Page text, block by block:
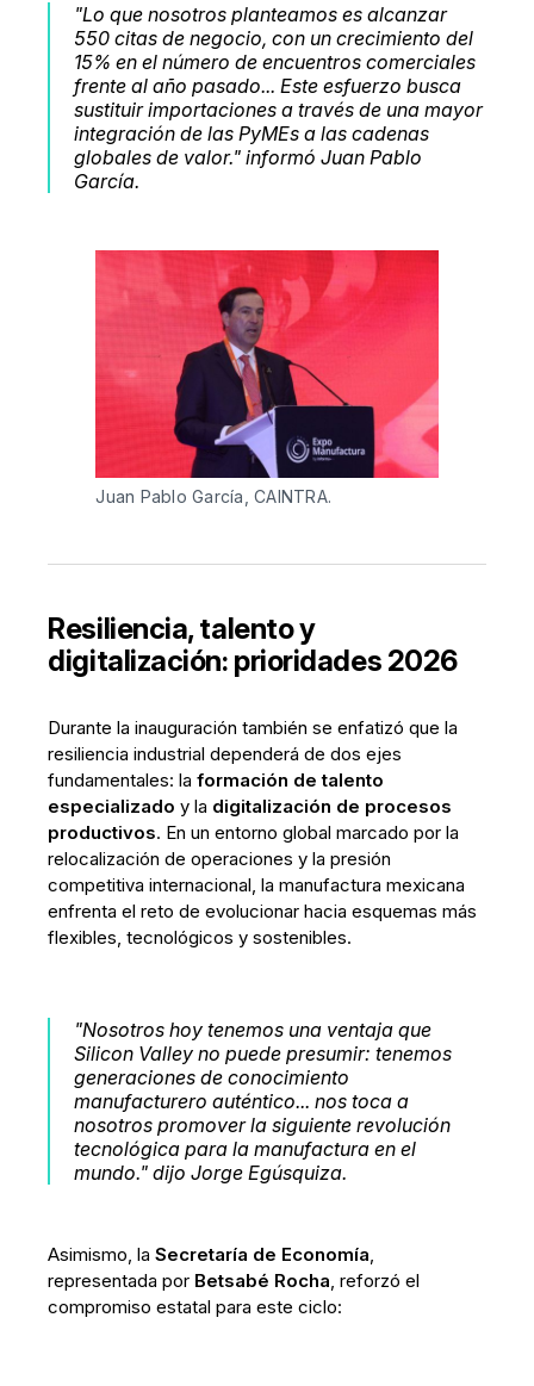
"Lo que nosotros planteamos es alcanzar
550 citas de negocio, con un crecimiento del
15% en el número de encuentros comerciales
frente al año pasado... Este esfuerzo busca
sustituir importaciones a través de una mayor
integración de las PyMEs a las cadenas
globales de valor." informó Juan Pablo
García.
Juan Pablo García, CAINTRA.
Resiliencia, talento y
digitalización: prioridades 2026
Durante la inauguración también se enfatizó que la
resiliencia industrial dependerá de dos ejes
fundamentales: laformación de talento
especializado y la digitalización de procesos
productivos. En un entorno global marcado por la
relocalización de operaciones y la presión
competitiva internacional, la manufactura mexicana
enfrenta el reto de evolucionar hacia esquemas más
flexibles, tecnológicos y sostenibles.
"Nosotros hoy tenemos una ventaja que
Silicon Valley no puede presumir: tenemos
generaciones de conocimiento
manufacturero auténtico... nos toca a
nosotros promover la siguiente revolución
tecnológica para la manufactura en el
mundo." dijo Jorge Egúsquiza.
Asimismo, laSecretaría de Economía,
representada por Betsabé Rocha, reforzó el
compromiso estatal para este ciclo: